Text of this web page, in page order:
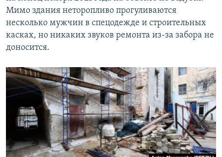
Мимо здания неторопливо прогуливаются
несколько мужчин в спецодежде и строительных
касках, но никаких звуков ремонта из-за забора не
доносится.